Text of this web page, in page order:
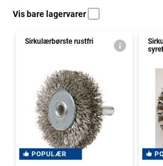
Vis bare lagervarer
Sirkulærbørste rustfri
POPULÆR